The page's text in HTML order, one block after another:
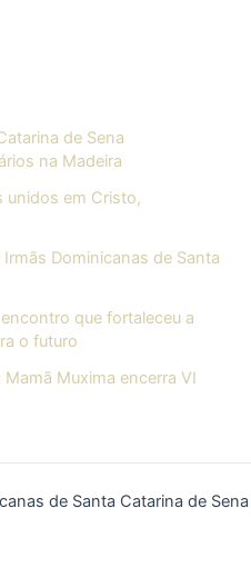
de Sena
na Madeira
unidos em Cristo,
Dominicanas de Santa
que fortaleceu a
o futuro
Muxima encerra VI
de Santa Catarina de Sena